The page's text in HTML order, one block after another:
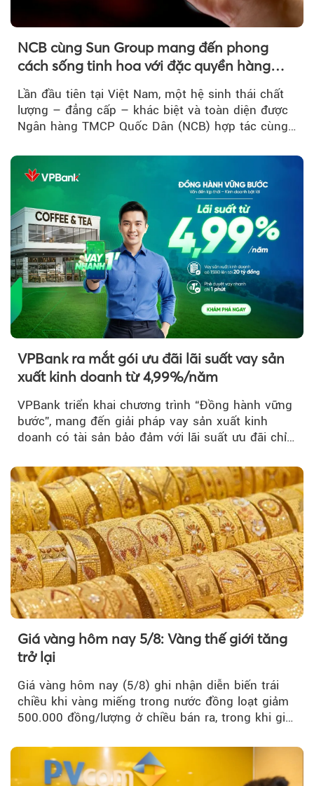
NCB cùng Sun Group mang đến phong
cách sống tinh hoa với đặc quyền hàng
Lần đầu tiên tại Việt Nam, một hệ sinh thái chất
lượng – đẳng cấp – khác biệt và toàn diện được
Ngân hàng TMCP Quốc Dân (NCB) hợp tác cùng
VPBank ra mắt gói ưu đãi lãi suất vay sản
xuất kinh doanh từ 4,99%/năm
VPBank triển khai chương trình “Đồng hành vững
bước”, mang đến giải pháp vay sản xuất kinh
doanh có tài sản bảo đảm với lãi suất ưu đãi chỉ
Giá vàng hôm nay 5/8: Vàng thế giới tăng
trở lại
Giá vàng hôm nay (5/8) ghi nhận diễn biến trái
chiều khi vàng miếng trong nước đồng loạt giảm
500.000 đồng/lượng ở chiều bán ra, trong khi giá
thương hiệu.